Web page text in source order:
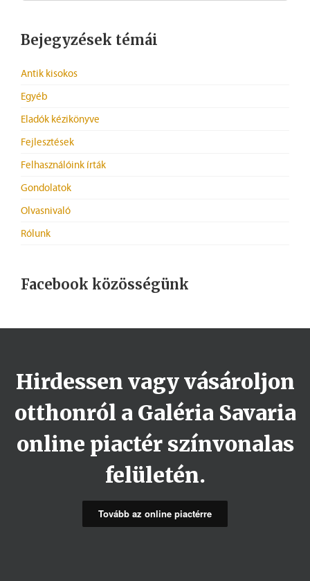
Bejegyzések témái
Antik kisokos
Egyéb
Eladók kézikönyve
Fejlesztések
Felhasználóink írták
Gondolatok
Olvasnivaló
Rólunk
Facebook közösségünk
Hirdessen vagy vásároljon
otthonról a Galéria Savaria
online piactér színvonalas
felületén.
Tovább az online piactérre